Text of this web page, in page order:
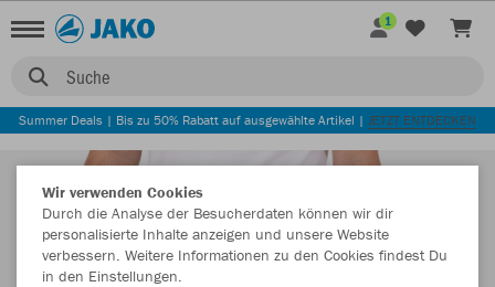
Suche
1
Summer Deals | Bis zu 50% Rabatt auf ausgewählte Artikel | JETZT ENTDECKEN
Wir verwenden Cookies
Durch die Analyse der Besucherdaten können wir dir
personalisierte Inhalte anzeigen und unsere Website
verbessern. Weitere Informationen zu den Cookies findest Du
in den Einstellungen.